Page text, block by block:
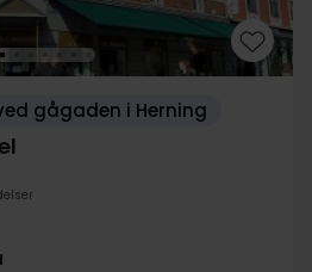
gågaden i Herning